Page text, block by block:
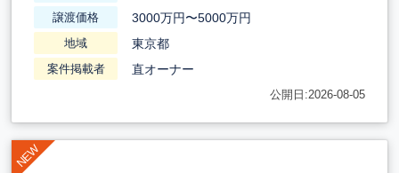
譲渡価格 3000万円〜5000万円
地域 東京都
案件掲載者 直オーナー
公開日:2026-08-05